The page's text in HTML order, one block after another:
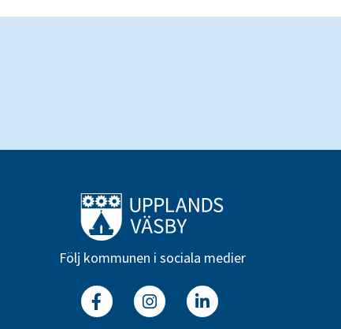
Till startsidan
Följ kommunen i sociala medier
FacebookInstagramLinkedin